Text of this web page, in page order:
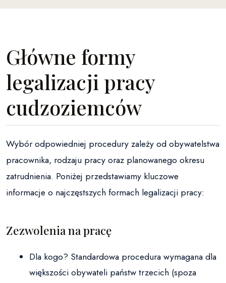
Główne formy
legalizacji pracy
cudzoziemców
Wybór odpowiedniej procedury zależy od obywatelstwa
pracownika, rodzaju pracy oraz planowanego okresu
zatrudnienia. Poniżej przedstawiamy kluczowe
informacje o najczęstszych formach legalizacji pracy:
Zezwolenia na pracę
Dla kogo? Standardowa procedura wymagana dla
większości obywateli państw trzecich (spoza